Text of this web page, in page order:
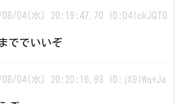
08/04(水) 20:19:47.70 ID:D4IckJQT0
ででいいぞ
08/04(水) 20:20:16.93 ID:jX9lWq+Ja